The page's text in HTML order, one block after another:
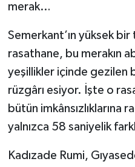
merak…
Semerkant’ın yüksek
rasathane, bu merakın
yeşillikler içinde gezilen
rüzgârı esiyor. İşte o
bütün imkânsızlıklarına
yalnızca 58 saniyelik
Kadızade Rumi,